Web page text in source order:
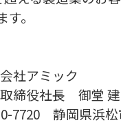
。
アミック
締役社長 御堂 建
7720 静岡県浜松